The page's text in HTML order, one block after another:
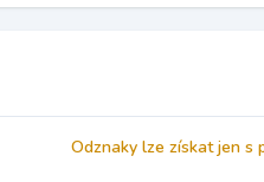
Odznaky lze získat jen s